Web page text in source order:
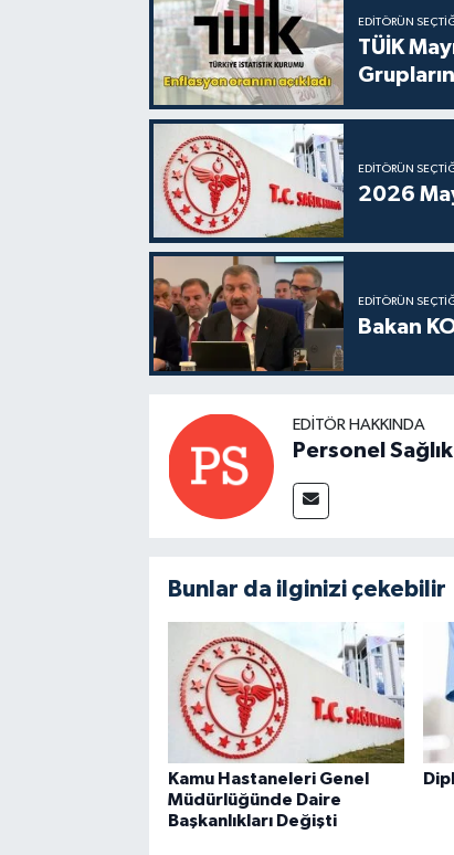
EDITÖRÜN
TÜİK
EDITÖRÜN
2026
EDITÖRÜN
Bakan
EDITÖR HAKKINDA
Personel Sağlık
Bunlar da ilginizi çekebilir
Kamu Hastaneleri Genel
Müdürlüğünde Daire
Başkanlıkları Değişti